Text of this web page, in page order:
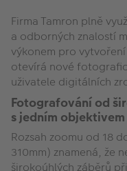
Firma Tamron plně
a odborných znalostí
výkonem pro
otevírá nové
uživatele digitálních
Fotografování od
s jedním objektivem
Rozsah zoomu od 18
310mm) znamená, že
širokoúhlých záběrů